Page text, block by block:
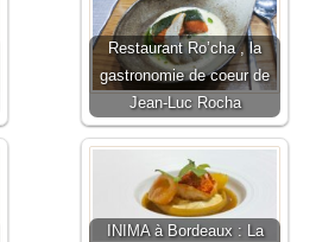
Restaurant Ro’cha , la
gastronomie de coeur de
Jean-Luc Rocha
INIMA à Bordeaux : La